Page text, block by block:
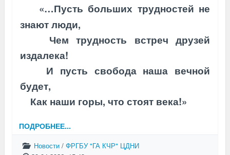
«…Пусть больших трудностей не
знают люди,
Чем трудность встреч друзей
издалека!
И пусть свобода наша вечной
будет,
Как наши горы, что стоят века!»
ПОДРОБНЕЕ...
Новости/ ФРГБУ "ГА КЧР" ЦДНИ